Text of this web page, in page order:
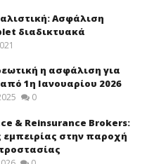
Ασφάλιση
διαδικτυακά
η ασφάλιση για
1η Ιανουαρίου 2026
0
& Reinsurance Brokers:
εμπειρίας στην παροχή